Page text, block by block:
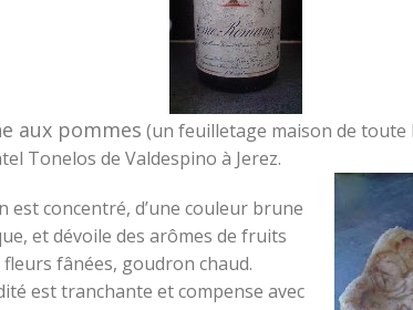
aux pommes (un feuilletage maison de toute
Tonelos de Valdespino à Jerez.
est concentré, d’une couleur brune
et dévoile des arômes de fruits
fleurs fânées, goudron chaud.
est tranchante et compense avec